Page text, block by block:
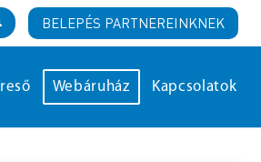
BELEPÉS PARTNEREINKNEK
Webáruház Kapcsolatok